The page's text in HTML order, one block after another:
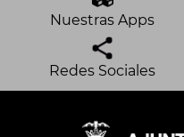
Nuestras Apps
Redes Sociales